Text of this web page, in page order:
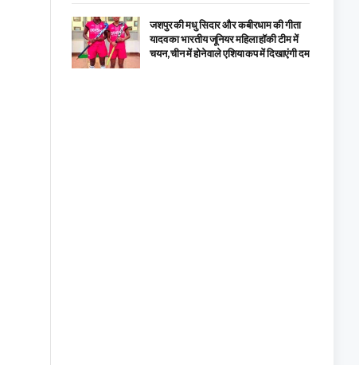
जशपुर की मधु सिदार और कबीरधाम की गीता
यादव का भारतीय जूनियर महिला हॉकी टीम में
चयन, चीन में होने वाले एशिया कप में दिखाएंगी दम